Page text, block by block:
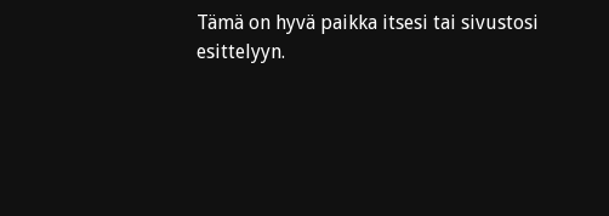
Tämä on hyvä paikka itsesi tai sivustosi
esittelyyn.